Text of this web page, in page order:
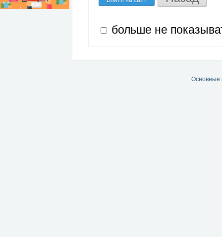
больше не
Основные